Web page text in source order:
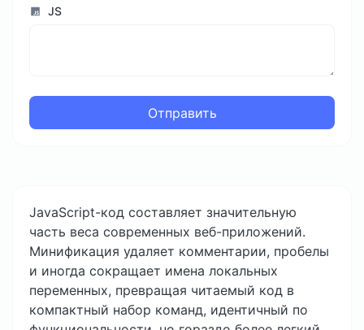
JS
Отправить
JavaScript-код составляет значительную
часть веса современных веб-приложений.
Минификация удаляет комментарии, пробелы
и иногда сокращает имена локальных
переменных, превращая читаемый код в
компактный набор команд, идентичный по